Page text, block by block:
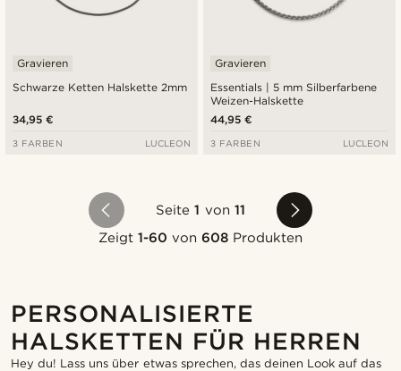
Schwarze Ketten Halskette 2mm
Gravieren
34,95 €
3 FARBEN LUCLEON
Essentials | 5 mm Silberfarbene
Weizen-Halskette
Gravieren
44,95 €
3 FARBEN LUCLEON
Seite1 von 11
Zeigt 1-60 von608 Produkten
PERSONALISIERTE
HALSKETTEN FÜR HERREN
Hey du! Lass uns über etwas sprechen, das deinen Look auf das